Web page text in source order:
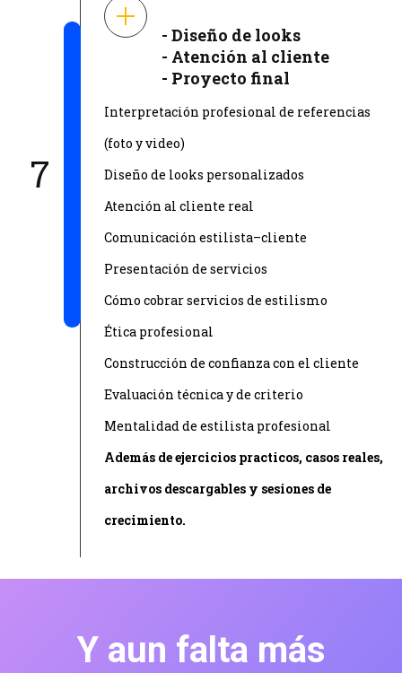
7
- Diseño de looks
- Atención al cliente
- Proyecto final
Interpretación profesional de referencias
(foto y video)
Diseño de looks personalizados
Atención al cliente real
Comunicación estilista–cliente
Presentación de servicios
Cómo cobrar servicios de estilismo
Ética profesional
Construcción de confianza con el cliente
Evaluación técnica y de criterio
Mentalidad de estilista profesional
Además de ejercicios practicos, casos reales,
archivos descargables y sesiones de
crecimiento.
Y aun falta más